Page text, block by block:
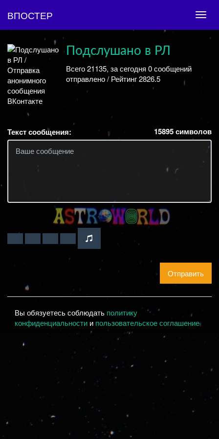
ВПОСТЕР
Подслушано в РЛ
Всего 21135, за сегодня 0 сообщений
отправлено / Рейтинг 2826.5
Текст сообщения: 15895символов
Отправить
Вы обязуетесь соблюдать политику
конфиденциальности и пользовательское соглашение